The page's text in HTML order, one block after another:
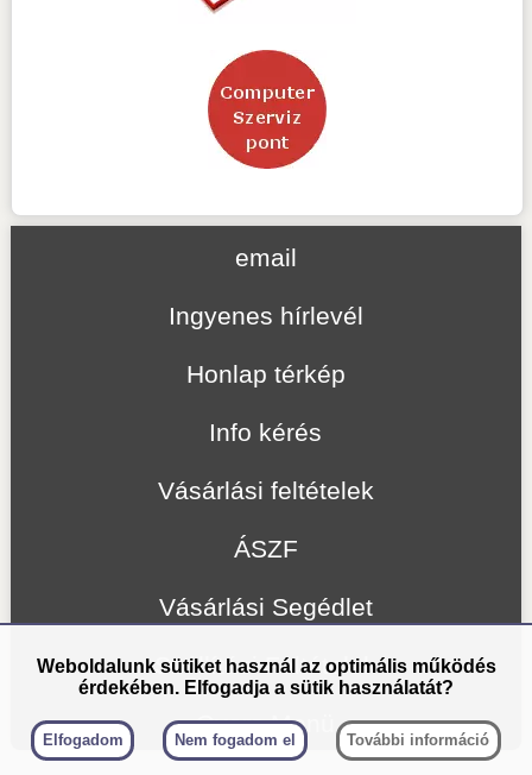
email
Ingyenes hírlevél
Honlap térkép
Info kérés
Vásárlási feltételek
ÁSZF
Vásárlási Segédlet
Szállítási Feltételek
Gyors Menü
Weboldalunk sütiket használ az optimális működés
érdekében. Elfogadja a sütik használatát?
Elfogadom Nem fogadom el További információ